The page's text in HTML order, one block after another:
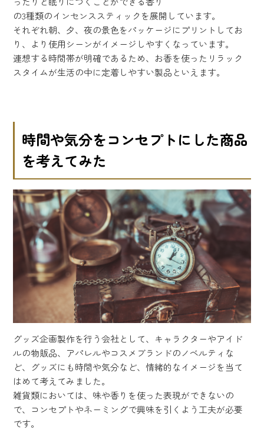
の3種類のインセンススティックを展開しています。
それぞれ朝、夕、夜の景色をパッケージにプリントしてお
り、より使用シーンがイメージしやすくなっています。
連想する時間帯が明確であるため、お香を使ったリラック
スタイムが生活の中に定着しやすい製品といえます。
時間や気分をコンセプトにした商品
を考えてみた
グッズ企画製作を行う会社として、キャラクターやアイド
ルの物販品、アパレルやコスメブランドのノベルティな
ど、グッズにも時間や気分など、情緒的なイメージを当て
はめて考えてみました。
雑貨類においては、味や香りを使った表現ができないの
で、コンセプトやネーミングで興味を引くよう工夫が必要
です。